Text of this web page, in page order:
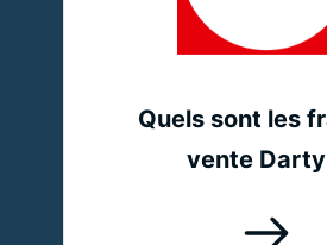
Quels sont les
vente